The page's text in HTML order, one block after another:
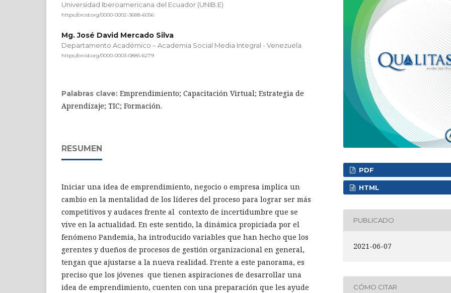
Universidad Iberoamericana del Ecuador (UNIB.E)
https://orcid.org/0000-0002-3688-6056
Mg. José David Mercado Silva
Departamento Académico – Academia Social Media Integral - Venezuela
https://orcid.org/0000-0003-0885-6279
Palabras clave: Emprendimiento; Capacitación Virtual; Estrategia de
Aprendizaje; TIC; Formación.
RESUMEN
Iniciar una idea de emprendimiento, negocio o empresa implica un
cambio en la mentalidad de los líderes del proceso para lograr ser más
competitivos y audaces frente al contexto de incertidumbre que se
vive en la actualidad. En este sentido, la dinámica propiciada por el
fenómeno Pandemia, ha introducido variables que han hecho que los
gerentes y dueños de procesos de gestión organizacional en general,
tengan que ajustarse a la nueva realidad. Frente a este panorama, es
preciso que los jóvenes que tienen aspiraciones de desarrollar una
idea de emprendimiento, cuenten con una preparación que les ayude
PDF
HTML
PUBLICADO
2021-06-07
CÓMO CITAR